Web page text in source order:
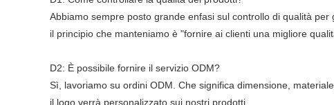
Abbiamo sempre posto grande enfasi sul controllo di qualità
il principio che manteniamo è "fornire ai clienti una migliore
D2: È possibile fornire il servizio ODM?
Sì, lavoriamo su ordini ODM. Che significa dimensione,
il logo verrà personalizzato sui nostri prodotti.